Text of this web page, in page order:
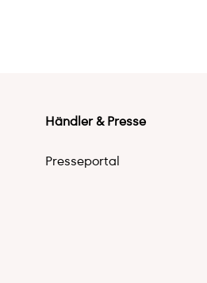
Händler & Presse
Presseportal